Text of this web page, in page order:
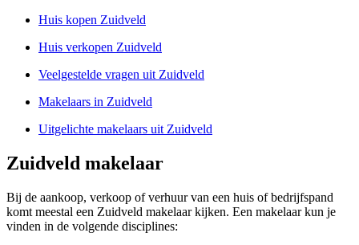
Huis kopen Zuidveld
Huis verkopen Zuidveld
Veelgestelde vragen uit Zuidveld
Makelaars in Zuidveld
Uitgelichte makelaars uit Zuidveld
Zuidveld makelaar
Bij de aankoop, verkoop of verhuur van een huis of bedrijfspand
komt meestal een Zuidveld makelaar kijken. Een makelaar kun je
vinden in de volgende disciplines: